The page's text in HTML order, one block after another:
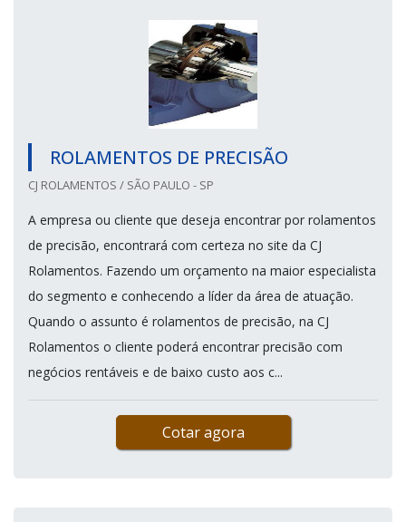
ROLAMENTOS DE PRECISÃO
CJ ROLAMENTOS / SÃO PAULO - SP
A empresa ou cliente que deseja encontrar por rolamentos
de precisão, encontrará com certeza no site da CJ
Rolamentos. Fazendo um orçamento na maior especialista
do segmento e conhecendo a líder da área de atuação.
Quando o assunto é rolamentos de precisão, na CJ
Rolamentos o cliente poderá encontrar precisão com
negócios rentáveis e de baixo custo aos c...
Cotar agora